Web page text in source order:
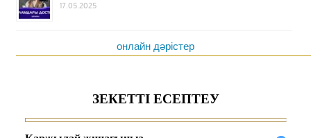
17.05.2025
онлайн дәрістер